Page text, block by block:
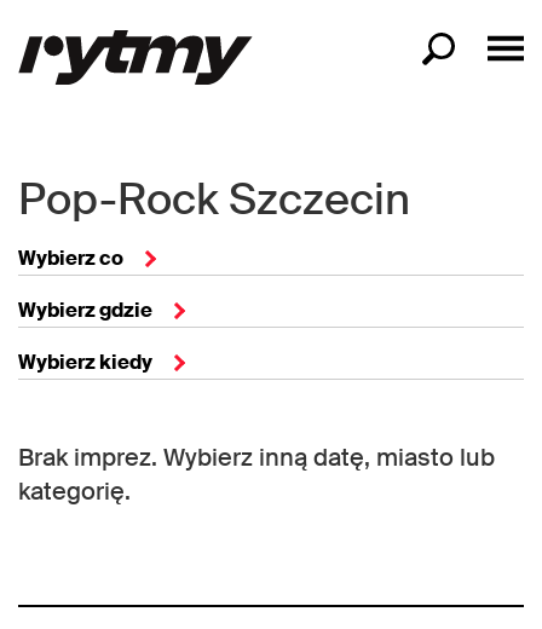
Pop-Rock Szczecin
Wybierz co
Wybierz gdzie
Wybierz kiedy
Brak imprez. Wybierz inną datę, miasto lub
kategorię.